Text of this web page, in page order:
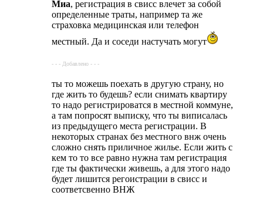
Миа, регистрация в свисс влечет за собой
определенные траты, например та же
страховка медицинская или телефон
местный. Да и соседи настучать могут
- - - Добавлено - - -
ты то можешь поехать в другую страну, но
где жить то будешь? если снимать квартиру
то надо регистрироватся в местной коммуне,
а там попросят выписку, что ты виписалась
из предыдущего места регистрации. В
некоторых странах без местного внж очень
сложно снять приличное жилье. Если жить с
кем то то все равно нужна там регистрация
где ты фактически живешь, а для этого надо
будет лишится регоистрации в свисс и
соответсвенно ВНЖ